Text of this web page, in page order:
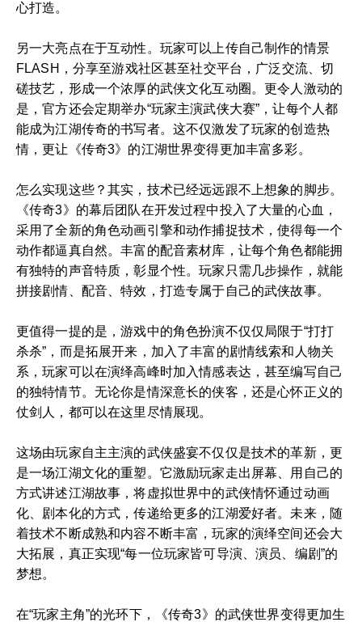
心打造。
另一大亮点在于互动性。玩家可以上传自己制作的情景
FLASH，分享至游戏社区甚至社交平台，广泛交流、切
磋技艺，形成一个浓厚的武侠文化互动圈。更令人激动的
是，官方还会定期举办“玩家主演武侠大赛”，让每个人都
能成为江湖传奇的书写者。这不仅激发了玩家的创造热
情，更让《传奇3》的江湖世界变得更加丰富多彩。
怎么实现这些？其实，技术已经远远跟不上想象的脚步。
《传奇3》的幕后团队在开发过程中投入了大量的心血，
采用了全新的角色动画引擎和动作捕捉技术，使得每一个
动作都逼真自然。丰富的配音素材库，让每个角色都能拥
有独特的声音特质，彰显个性。玩家只需几步操作，就能
拼接剧情、配音、特效，打造专属于自己的武侠故事。
更值得一提的是，游戏中的角色扮演不仅仅局限于“打打
杀杀”，而是拓展开来，加入了丰富的剧情线索和人物关
系，玩家可以在演绎高峰时加入情感表达，甚至编写自己
的独特情节。无论你是情深意长的侠客，还是心怀正义的
仗剑人，都可以在这里尽情展现。
这场由玩家自主主演的武侠盛宴不仅仅是技术的革新，更
是一场江湖文化的重塑。它激励玩家走出屏幕、用自己的
方式讲述江湖故事，将虚拟世界中的武侠情怀通过动画
化、剧本化的方式，传递给更多的江湖爱好者。未来，随
着技术不断成熟和内容不断丰富，玩家的演绎空间还会大
大拓展，真正实现“每一位玩家皆可导演、演员、编剧”的
梦想。
在“玩家主角”的光环下，《传奇3》的武侠世界变得更加生